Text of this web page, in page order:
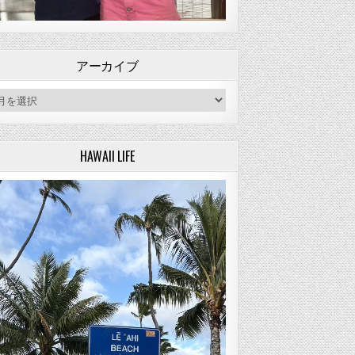
アーカイブ
カイブ
HAWAII LIFE